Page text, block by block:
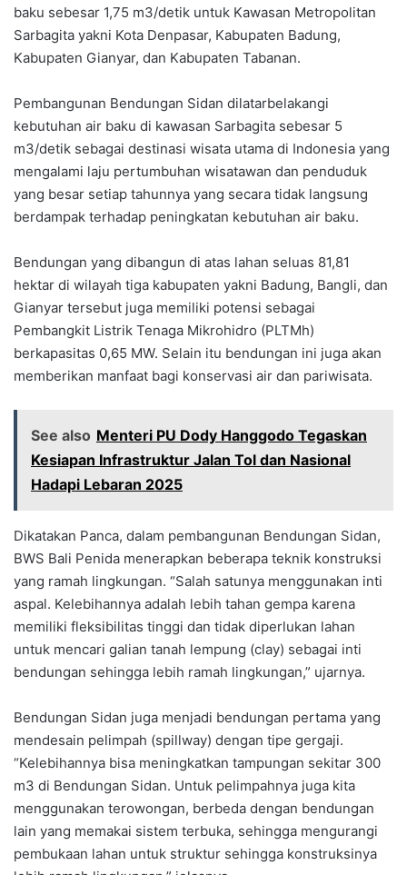
baku sebesar 1,75 m3/detik untuk Kawasan Metropolitan
Sarbagita yakni Kota Denpasar, Kabupaten Badung,
Kabupaten Gianyar, dan Kabupaten Tabanan.
Pembangunan Bendungan Sidan dilatarbelakangi
kebutuhan air baku di kawasan Sarbagita sebesar 5
m3/detik sebagai destinasi wisata utama di Indonesia yang
mengalami laju pertumbuhan wisatawan dan penduduk
yang besar setiap tahunnya yang secara tidak langsung
berdampak terhadap peningkatan kebutuhan air baku.
Bendungan yang dibangun di atas lahan seluas 81,81
hektar di wilayah tiga kabupaten yakni Badung, Bangli, dan
Gianyar tersebut juga memiliki potensi sebagai
Pembangkit Listrik Tenaga Mikrohidro (PLTMh)
berkapasitas 0,65 MW. Selain itu bendungan ini juga akan
memberikan manfaat bagi konservasi air dan pariwisata.
See also Menteri PU Dody Hanggodo Tegaskan
Kesiapan Infrastruktur Jalan Tol dan Nasional
Hadapi Lebaran 2025
Dikatakan Panca, dalam pembangunan Bendungan Sidan,
BWS Bali Penida menerapkan beberapa teknik konstruksi
yang ramah lingkungan. “Salah satunya menggunakan inti
aspal. Kelebihannya adalah lebih tahan gempa karena
memiliki fleksibilitas tinggi dan tidak diperlukan lahan
untuk mencari galian tanah lempung (clay) sebagai inti
bendungan sehingga lebih ramah lingkungan,” ujarnya.
Bendungan Sidan juga menjadi bendungan pertama yang
mendesain pelimpah (spillway) dengan tipe gergaji.
“Kelebihannya bisa meningkatkan tampungan sekitar 300
m3 di Bendungan Sidan. Untuk pelimpahnya juga kita
menggunakan terowongan, berbeda dengan bendungan
lain yang memakai sistem terbuka, sehingga mengurangi
pembukaan lahan untuk struktur sehingga konstruksinya